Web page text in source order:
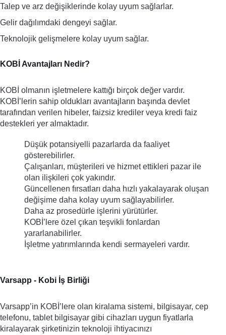
Talep ve arz değişiklerinde kolay uyum sağlarlar.
Gelir dağılımdaki dengeyi sağlar.
Teknolojik gelişmelere kolay uyum sağlar.
KOBİ Avantajları Nedir?
KOBİ olmanın işletmelere kattığı birçok değer vardır.
KOBİ’lerin sahip oldukları avantajların başında devlet
tarafından verilen hibeler, faizsiz krediler veya kredi faiz
destekleri yer almaktadır.
Düşük potansiyelli pazarlarda da faaliyet
gösterebilirler.
Çalışanları, müşterileri ve hizmet ettikleri pazar ile
olan ilişkileri çok yakındır.
Güncellenen fırsatları daha hızlı yakalayarak oluşan
değişime daha kolay uyum sağlayabilirler.
Daha az prosedürle işlerini yürütürler.
KOBİ’lere özel çıkan teşvikli fonlardan
yararlanabilirler.
İşletme yatırımlarında kendi sermayeleri vardır.
Varsapp - Kobi İş Birliği
Varsapp’in KOBİ’lere olan kiralama sistemi, bilgisayar, cep
telefonu, tablet bilgisayar gibi cihazları uygun fiyatlarla
kiralayarak şirketinizin teknoloji ihtiyacınızı